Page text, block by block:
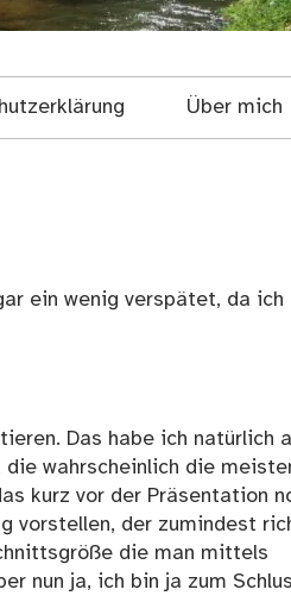
Über mich
ein wenig verspätet, da ich
Das habe ich natürlich
wahrscheinlich die
kurz vor der Präsentation
vorstellen, der zumindest
die man mittels
nun ja, ich bin ja zum